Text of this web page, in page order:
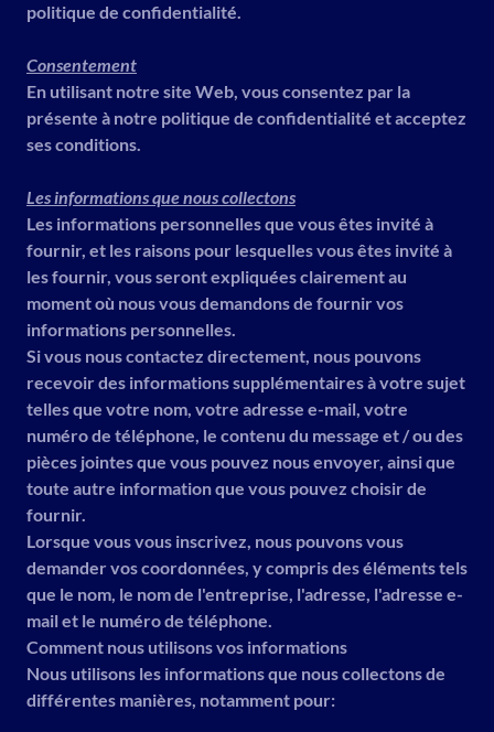
politique de confidentialité.
Consentement
En utilisant notre site Web, vous consentez par la
présente à notre politique de confidentialité et acceptez
ses conditions.
Les informations que nous collectons
Les informations personnelles que vous êtes invité à
fournir, et les raisons pour lesquelles vous êtes invité à
les fournir, vous seront expliquées clairement au
moment où nous vous demandons de fournir vos
informations personnelles.
Si vous nous contactez directement, nous pouvons
recevoir des informations supplémentaires à votre sujet
telles que votre nom, votre adresse e-mail, votre
numéro de téléphone, le contenu du message et / ou des
pièces jointes que vous pouvez nous envoyer, ainsi que
toute autre information que vous pouvez choisir de
fournir.
Lorsque vous vous inscrivez, nous pouvons vous
demander vos coordonnées, y compris des éléments tels
que le nom, le nom de l'entreprise, l'adresse, l'adresse e-
mail et le numéro de téléphone.
Comment nous utilisons vos informations
Nous utilisons les informations que nous collectons de
différentes manières, notamment pour: